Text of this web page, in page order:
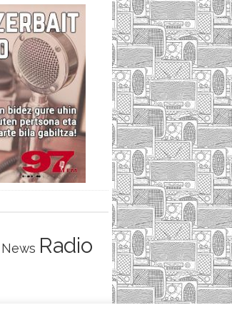
News Radio